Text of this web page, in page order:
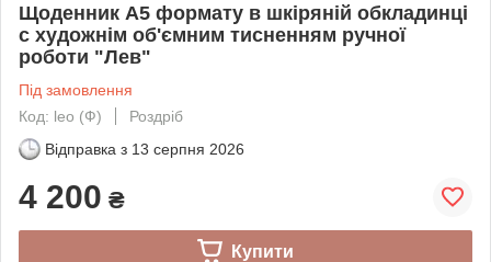
Щоденник А5 формату в шкіряній обкладинці
c художнім об'ємним тисненням ручної
роботи "Лев"
Під замовлення
Код: leo (Ф)
Роздріб
Відправка з 13 серпня 2026
4 200 ₴
Купити